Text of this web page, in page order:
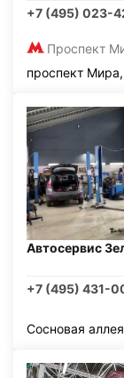
+7 (495) 023-
Проспект
проспект
Автосервис
+7 (495) 431-
Сосновая